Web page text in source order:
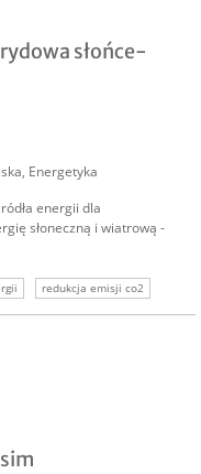
słońce-
, Energetyka
energii dla
słoneczną i wiatrową -
redukcja emisji co2